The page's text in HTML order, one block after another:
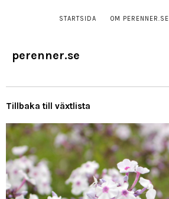
STARTSIDA OM PERENNER.SE
perenner.se
Tillbaka till växtlista